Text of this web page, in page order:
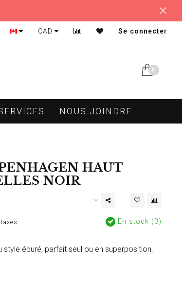
CAD Se connecter
0
NOUS JOINDRE
HAUT
NOIR
En stock (3)
style épuré, parfait seul ou en superposition.